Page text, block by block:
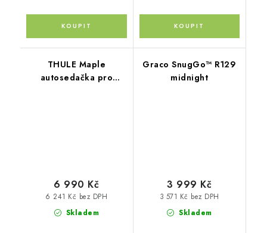
THULE Maple
autosedačka pro
Skladem
6 241 Kč bez DPH
6 990 Kč
Graco SnugGo™ R129
midnight
Skladem
3 571 Kč bez DPH
3 999 Kč